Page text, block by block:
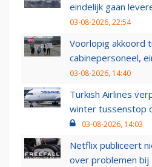
eindelijk gaan
03-08-2026, 22:54
Voorlopig akkoord
cabinepersoneel,
03-08-2026, 14:40
Turkish Airlines
winter tussenstop
03-08-2026, 14:03
Netflix publiceert
over problemen bij